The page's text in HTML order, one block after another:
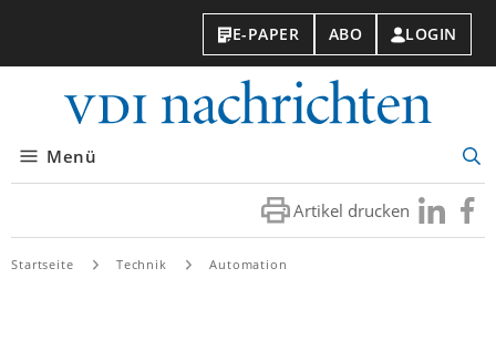
E-PAPER ABO LOGIN
Menü
Artikel drucken Besuchen
Sie
Sie
Startseite Technik Automation